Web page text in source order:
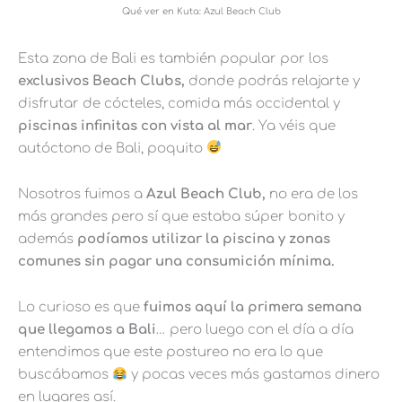
Qué ver en Kuta: Azul Beach Club
Esta zona de Bali es también popular por los
exclusivos Beach Clubs, donde podrás relajarte y
disfrutar de cócteles, comida más occidental y
piscinas infinitas con vista al mar. Ya véis que
autóctono de Bali, poquito
Nosotros fuimos a Azul Beach Club, no era de los
más grandes pero sí que estaba súper bonito y
además podíamos utilizar la piscina y zonas
comunes sin pagar una consumición mínima.
Lo curioso es que fuimos aquí la primera semana
que llegamos a Bali… pero luego con el día a día
entendimos que este postureo no era lo que
buscábamos
y pocas veces más gastamos dinero
en lugares así.